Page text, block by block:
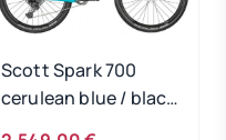
Scott Spark 700
cerulean blue / black